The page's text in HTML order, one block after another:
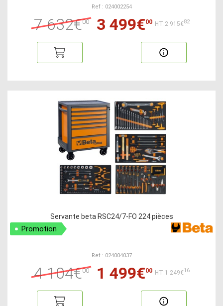
Ref : 024002254
7 632€00 3 499€00 HT:2 915€82
Servante beta RSC24/7-FO 224 pièces
Promotion
Ref : 024004037
4 104€00 1 499€00 HT:1 249€16